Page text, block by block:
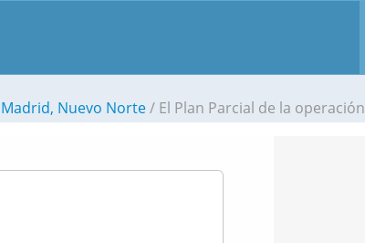
Nuevo Norte El Plan Parcial de la operación Chamartín saldrá adelante previsiblemente en enero